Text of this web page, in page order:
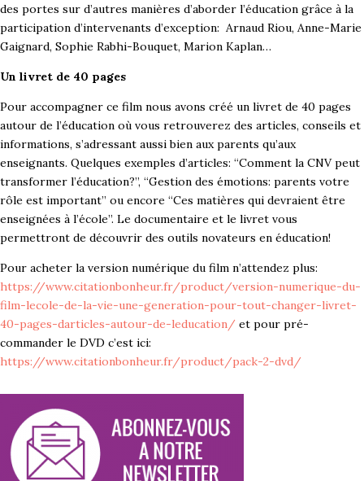
des portes sur d’autres manières d’aborder l’éducation grâce à la
participation d’intervenants d’exception: Arnaud Riou, Anne-Marie
Gaignard, Sophie Rabhi-Bouquet, Marion Kaplan…
Un livret de 40 pages
Pour accompagner ce film nous avons créé un livret de 40 pages
autour de l’éducation où vous retrouverez des articles, conseils et
informations, s’adressant aussi bien aux parents qu’aux
enseignants. Quelques exemples d’articles: “Comment la CNV peut
transformer l’éducation?”, “Gestion des émotions: parents votre
rôle est important” ou encore “Ces matières qui devraient être
enseignées à l’école”. Le documentaire et le livret vous
permettront de découvrir des outils novateurs en éducation!
Pour acheter la version numérique du film n’attendez plus:
https://www.citationbonheur.fr/product/version-numerique-du-
film-lecole-de-la-vie-une-generation-pour-tout-changer-livret-
40-pages-darticles-autour-de-leducation/ et pour pré-
commander le DVD c’est ici:
https://www.citationbonheur.fr/product/pack-2-dvd/